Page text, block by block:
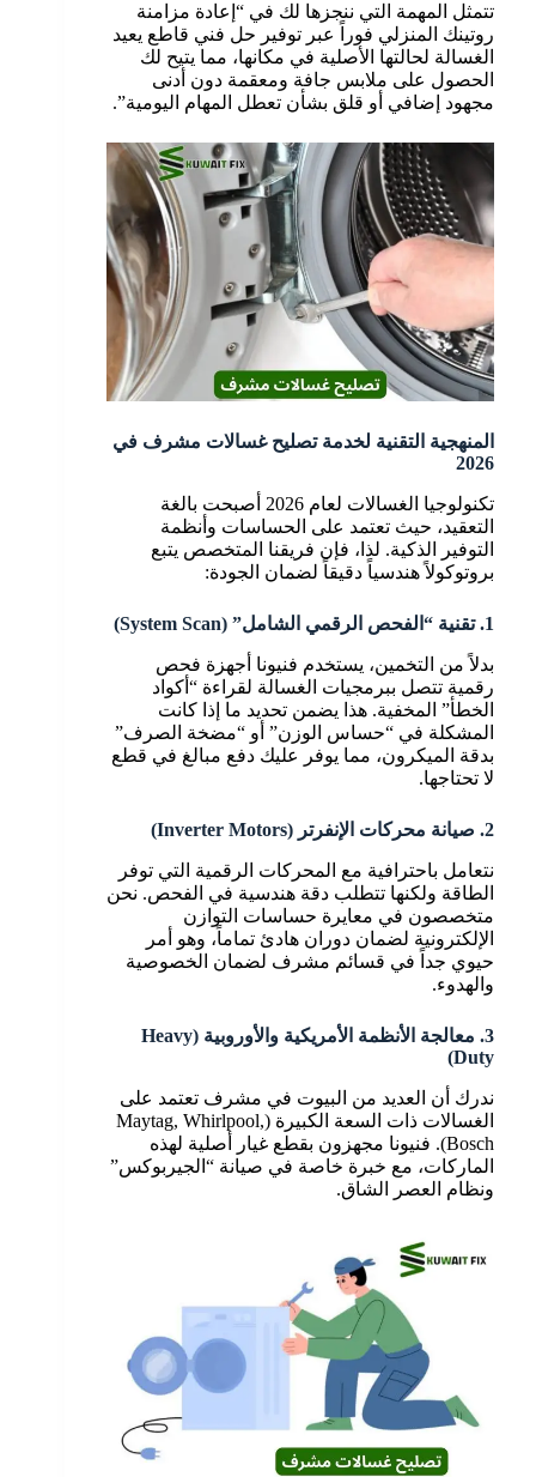
تتمثل المهمة التي ننجزها لك في “إعادة مزامنة
روتينك المنزلي فوراً عبر توفير حل فني قاطع يعيد
الغسالة لحالتها الأصلية في مكانها، مما يتيح لك
الحصول على ملابس جافة ومعقمة دون أدنى
مجهود إضافي أو قلق بشأن تعطل المهام اليومية”.
المنهجية التقنية لخدمة تصليح غسالات مشرف في
2026
تكنولوجيا الغسالات لعام 2026 أصبحت بالغة
التعقيد، حيث تعتمد على الحساسات وأنظمة
التوفير الذكية. لذا، فإن فريقنا المتخصص يتبع
بروتوكولاً هندسياً دقيقاً لضمان الجودة:
1. تقنية “الفحص الرقمي الشامل” (System Scan)
بدلاً من التخمين، يستخدم فنيونا أجهزة فحص
رقمية تتصل ببرمجيات الغسالة لقراءة “أكواد
الخطأ” المخفية. هذا يضمن تحديد ما إذا كانت
المشكلة في “حساس الوزن” أو “مضخة الصرف”
بدقة الميكرون، مما يوفر عليك دفع مبالغ في قطع
لا تحتاجها.
2. صيانة محركات الإنفرتر (Inverter Motors)
نتعامل باحترافية مع المحركات الرقمية التي توفر
الطاقة ولكنها تتطلب دقة هندسية في الفحص. نحن
متخصصون في معايرة حساسات التوازن
الإلكترونية لضمان دوران هادئ تماماً، وهو أمر
حيوي جداً في قسائم مشرف لضمان الخصوصية
والهدوء.
3. معالجة الأنظمة الأمريكية والأوروبية (Heavy
Duty)
ندرك أن العديد من البيوت في مشرف تعتمد على
الغسالات ذات السعة الكبيرة (Maytag, Whirlpool,
Bosch). فنيونا مجهزون بقطع غيار أصلية لهذه
الماركات، مع خبرة خاصة في صيانة “الجيربوكس”
ونظام العصر الشاق.